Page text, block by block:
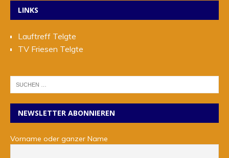
LINKS
Lauftreff Telgte
TV Friesen Telgte
NEWSLETTER ABONNIEREN
Vorname oder ganzer Name